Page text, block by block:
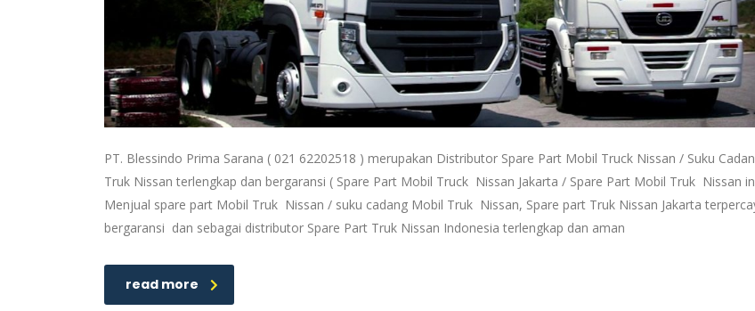
PT. Blessindo Prima Sarana ( 021 62202518 ) merupakan Distributor Spare Part Mobil Truck Nissan / Suku
Truk Nissan terlengkap dan bergaransi ( Spare Part Mobil Truck Nissan Jakarta / Spare Part Mobil Truk Nissan
Menjual spare part Mobil Truk Nissan / suku cadang Mobil Truk Nissan, Spare part Truk Nissan Jakarta
bergaransi dan sebagai distributor Spare Part Truk Nissan Indonesia terlengkap dan aman
read more